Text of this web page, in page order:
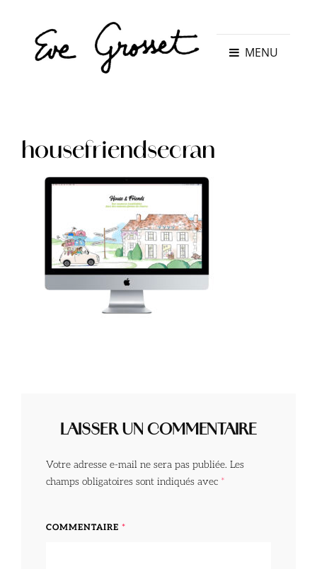
MENU
housefriendsecran
LAISSER UN COMMENTAIRE
Votre adresse e-mail ne sera pas publiée. Les
champs obligatoires sont indiqués avec *
COMMENTAIRE *